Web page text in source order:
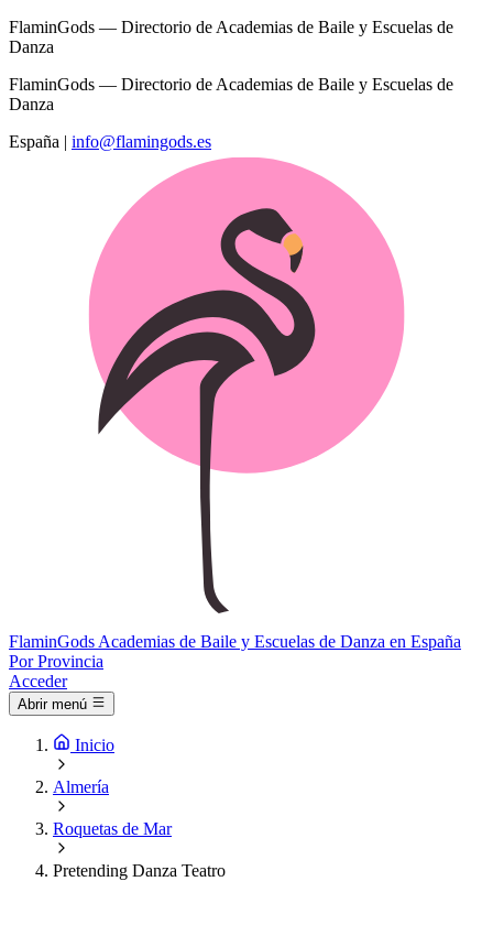
FlaminGods — Directorio de Academias de Baile y Escuelas de
Danza
FlaminGods — Directorio de Academias de Baile y Escuelas de
Danza
España | info@flamingods.es
FlaminGods Academias de Baile y Escuelas de Danza en España
Por Provincia
Acceder
Abrir menú
Inicio
Almería
Roquetas de Mar
Pretending Danza Teatro